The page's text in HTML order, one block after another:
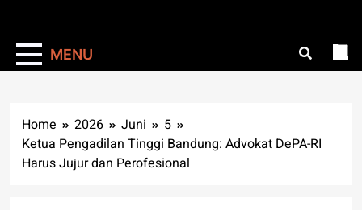
MENU
Home 2026 Juni
5
Ketua Pengadilan Tinggi Bandung: Advokat DePA-RI
Harus Jujur dan Perofesional